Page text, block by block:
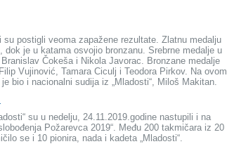
su postigli veoma zapažene rezultate. Zlatnu medalju
je u katama osvojio bronzanu. Srebrne medalje u
Čokeša i Nikola Javorac. Bronzane medalje
Vujinović, Tamara Ciculj i Teodora Pirkov. Na ovom
bio i nacionalni sudija iz „Mladosti“, Miloš Makitan.
su u nedelju, 24.11.2019.godine nastupili i na
Požarevca 2019“. Među 200 takmičara iz 20
se i 10 pionira, nada i kadeta „Mladosti“.